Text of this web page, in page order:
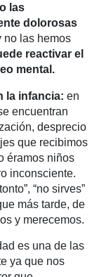
las
dolorosas
no las hemos
reactivar el
mental.
la infancia: en
encuentran
desprecio
que recibimos
éramos niños
inconsciente.
“no sirves”
más tarde, de
y merecemos.
es una de las
ya que nos